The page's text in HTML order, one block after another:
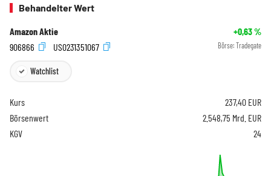
Behandelter Wert
Amazon Aktie +0,63%
906866
US0231351067 Börse: Tradegate
Watchlist
Kurs 237,40 EUR
Börsenwert
2.548,75 Mrd. EUR
KGV
24